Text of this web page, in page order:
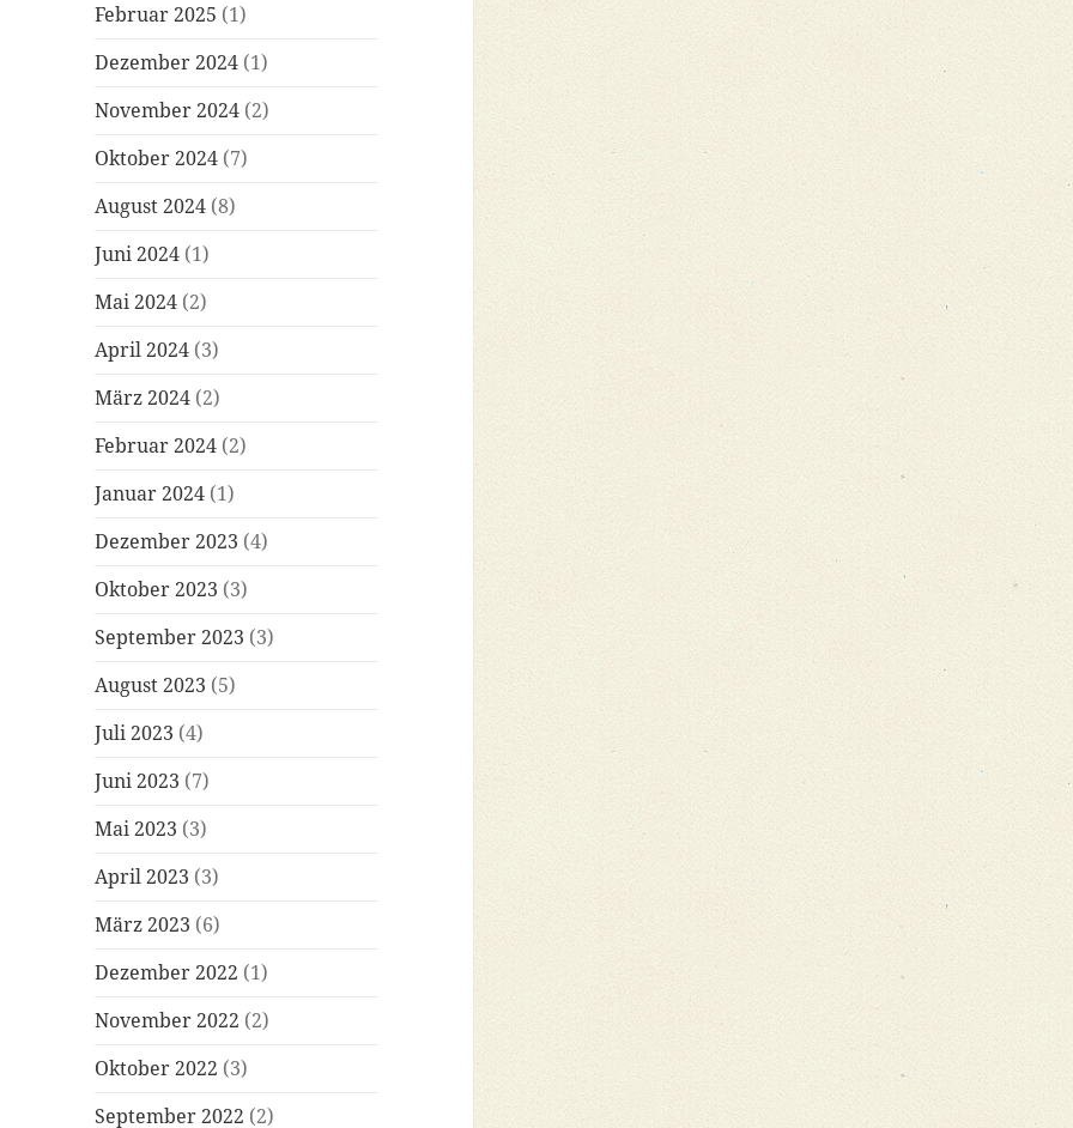
Februar 2025 (1)
Dezember 2024 (1)
November 2024 (2)
Oktober 2024 (7)
August 2024 (8)
Juni 2024 (1)
Mai 2024 (2)
April 2024 (3)
März 2024 (2)
Februar 2024 (2)
Januar 2024 (1)
Dezember 2023 (4)
Oktober 2023 (3)
September 2023 (3)
August 2023 (5)
Juli 2023 (4)
Juni 2023 (7)
Mai 2023 (3)
April 2023 (3)
März 2023 (6)
Dezember 2022 (1)
November 2022 (2)
Oktober 2022 (3)
September 2022 (2)